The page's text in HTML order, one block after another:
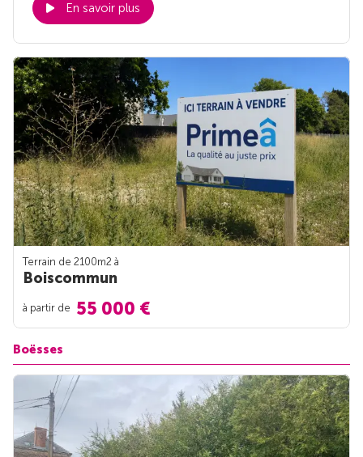
En savoir plus
Terrain de 2100m2 à
Boiscommun
à partir de 55 000 €
Boësses